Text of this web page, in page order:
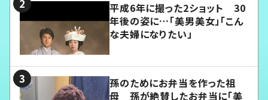
平成6年に撮った2ショット 30
年後の姿に…「美男美女」「こん
な夫婦になりたい」
孫のためにお弁当を作った祖
母 孫が絶賛したお弁当に「美